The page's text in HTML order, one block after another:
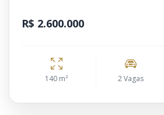
R$ 2.600.000
140 m² 2 Vagas